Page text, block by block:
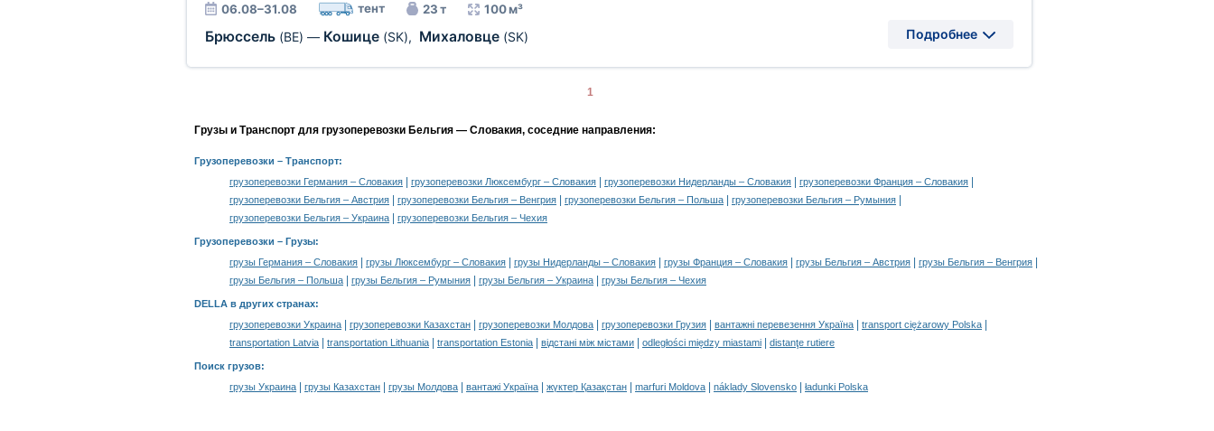
06.08–31.08 тент 23 т 100 м³
Брюссель (BE) — Кошице (SK), Михаловце (SK) Подробнее
1
Грузы и Транспорт для грузоперевозки Бельгия — Словакия, соседние направления:
Грузоперевозки – Транспорт:
грузоперевозки Германия – Словакия
грузоперевозки Люксембург – Словакия грузоперевозки Нидерланды – Словакия грузоперевозки Франция – Словакия
грузоперевозки Бельгия – Австрия грузоперевозки Бельгия – Венгрия грузоперевозки Бельгия – Польша грузоперевозки Бельгия – Румыния
грузоперевозки Бельгия – Украина грузоперевозки Бельгия – Чехия
Грузоперевозки – Грузы:
грузы Германия – Словакия
грузы Люксембург – Словакия грузы Нидерланды – Словакия грузы Франция – Словакия грузы Бельгия – Австрия грузы Бельгия – Венгрия
грузы Бельгия – Польша грузы Бельгия – Румыния грузы Бельгия – Украина грузы Бельгия – Чехия
DELLA в других странах:
грузоперевозки Украина
грузоперевозки Казахстан грузоперевозки Молдова грузоперевозки Грузия вантажні перевезення Україна transport ciężarowy Polska
transportation Latvia transportation Lithuania transportation Estonia відстані між містами odległości między miastami distanţe rutiere
Поиск грузов:
грузы Украина
грузы Казахстан грузы Молдова вантажі Україна жүктер Қазақстан marfuri Moldova náklady Slovensko ładunki Polska